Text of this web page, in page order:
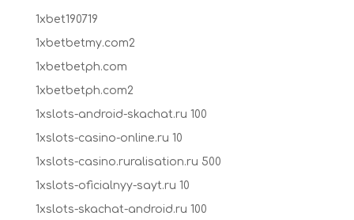
1xbet190719
1xbetbetmy.com2
1xbetbetph.com
1xbetbetph.com2
1xslots-android-skachat.ru 100
1xslots-casino-online.ru 10
1xslots-casino.ruralisation.ru 500
1xslots-oficialnyy-sayt.ru 10
1xslots-skachat-android.ru 100